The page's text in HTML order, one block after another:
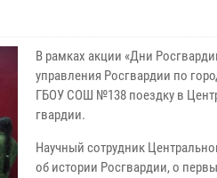
В рамках акции «Дни
управления Росгвардии по
ГБОУ СОШ №138 поездку в
гвардии.
Научный сотрудник
об истории Росгвардии, о